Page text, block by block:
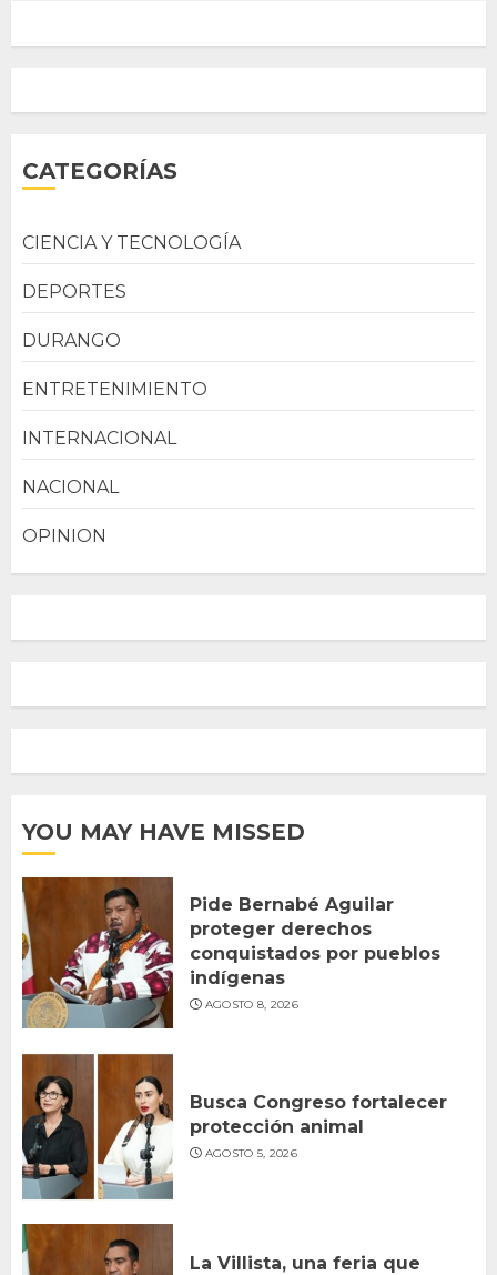
CATEGORÍAS
CIENCIA Y TECNOLOGÍA
DEPORTES
DURANGO
ENTRETENIMIENTO
INTERNACIONAL
NACIONAL
OPINION
YOU MAY HAVE MISSED
Pide Bernabé Aguilar
proteger derechos
conquistados por pueblos
indígenas
AGOSTO 8, 2026
Busca Congreso fortalecer
protección animal
AGOSTO 5, 2026
La Villista, una feria que